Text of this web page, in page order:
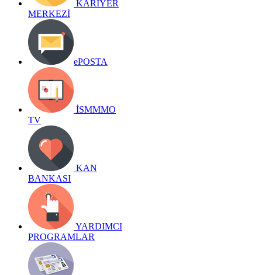
KARİYER
MERKEZİ
ePOSTA
İSMMMO
TV
KAN
BANKASI
YARDIMCI
PROGRAMLAR